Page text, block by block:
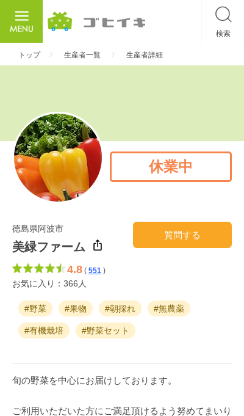
検索
トップ 生産者一覧 生産者詳細
休業中
徳島県阿波市
美緑ファーム
4.8 ( 551 )
お気に入り：366人
質問する
#野菜 #果物 #朝採れ #無農薬
#有機栽培 #野菜セット
旬の野菜を中心にお届けしております。
ご利用いただいた方にご満足頂けるよう努めてまいり